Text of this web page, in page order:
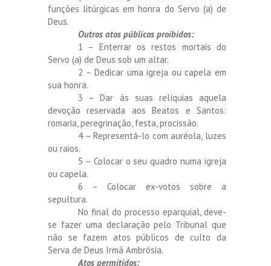
funções litúrgicas em honra do Servo (a) de
Deus.
Outros atos públicos proibidos:
1 – Enterrar os restos mortais do
Servo (a) de Deus sob um altar.
2 – Dedicar uma igreja ou capela em
sua honra.
3 – Dar às suas relíquias aquela
devoção reservada aos Beatos e Santos:
romaria, peregrinação, festa, procissão.
4 – Representá-lo com auréola, luzes
ou raios.
5 – Colocar o seu quadro numa igreja
ou capela.
6 – Colocar ex-votos sobre a
sepultura.
No final do processo eparquial, deve-
se fazer uma declaração pelo Tribunal que
não se fazem atos públicos de culto da
Serva de Deus Irmã Ambrósia.
Atos permitidos: